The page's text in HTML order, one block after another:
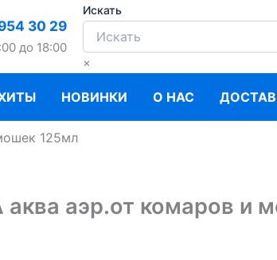
30 29
до 18:00
Искать
×
НОВИНКИ О НАС
125мл
аэр.от комаров и